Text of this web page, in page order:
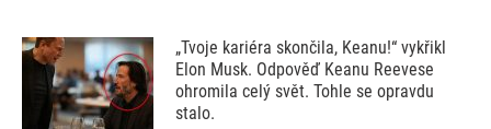
„Tvoje kariéra skončila, Keanu!“ vykřikl
Elon Musk. Odpověď Keanu Reevese
ohromila celý svět. Tohle se opravdu
stalo.